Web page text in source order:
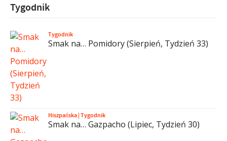
Tygodnik
Tygodnik
Smak na… Pomidory (Sierpień, Tydzień 33)
Hiszpańska|Tygodnik
Smak na… Gazpacho (Lipiec, Tydzień 30)